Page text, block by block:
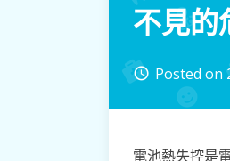
不見的
access_time Posted on
電池熱失控是